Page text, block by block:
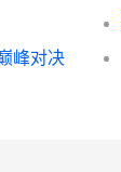
峰对决